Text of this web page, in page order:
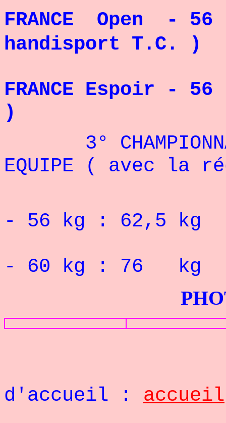
FRANCE Open -
handisport T.C. )
FRANCE Espoir -
)
3°
EQUIPE ( avec la
- 56 kg : 62,5 kg
- 60 kg : 76 kg
PHOTOS
d'accueil : accueil